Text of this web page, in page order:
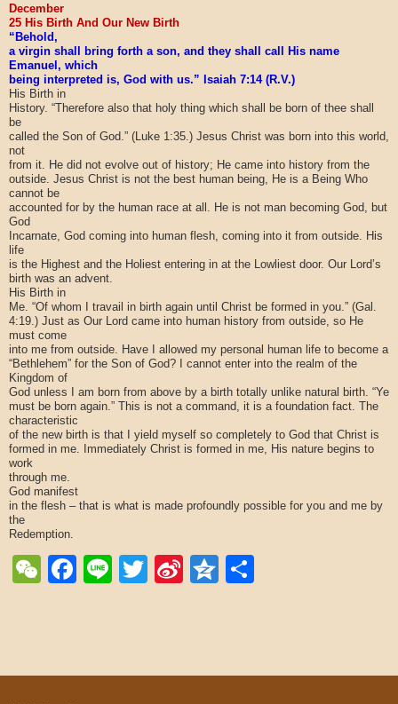
December
25 His Birth And Our New Birth
“Behold,
a virgin shall bring forth a son, and they shall call His name
Emanuel, which
being interpreted is, God with us.” Isaiah 7:14 (R.V.)
His Birth in
History. “Therefore also that holy thing which shall be born of thee shall
be
called the Son of God.” (Luke 1:35.) Jesus Christ was born into this world,
not
from it. He did not evolve out of history; He came into history from the
outside. Jesus Christ is not the best human being, He is a Being Who
cannot be
accounted for by the human race at all. He is not man becoming God, but
God
Incarnate, God coming into human flesh, coming into it from outside. His
life
is the Highest and the Holiest entering in at the Lowliest door. Our Lord’s
birth was an advent.
His Birth in
Me. “Of whom I travail in birth again until Christ be formed in you.” (Gal.
4:19.) Just as Our Lord came into human history from outside, so He
must come
into me from outside. Have I allowed my personal human life to become a
“Bethlehem” for the Son of God? I cannot enter into the realm of the
Kingdom of
God unless I am born from above by a birth totally unlike natural birth. “Ye
must be born again.” This is not a command, it is a foundation fact. The
characteristic
of the new birth is that I yield myself so completely to God that Christ is
formed in me. Immediately Christ is formed in me, His nature begins to
work
through me.
God manifest
in the flesh – that is what is made profoundly possible for you and me by
the
Redemption.
WeChat
Facebook
LineTwitter
SinaQzone
Post navigation